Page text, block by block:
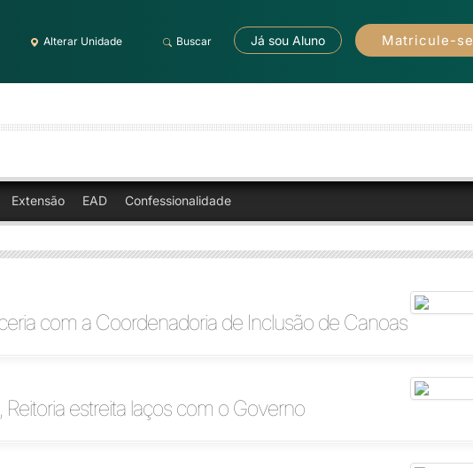
Alterar Unidade Buscar Já sou Aluno Matricule-se
Extensão EAD Confessionalidade
com a Coordenadoria de Inclusão de Canoas
Reitoria estreita laços com o Governo